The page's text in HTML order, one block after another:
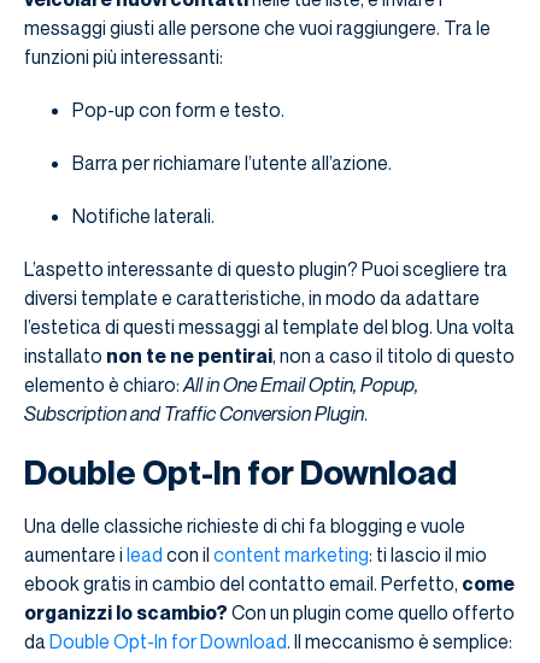
messaggi giusti alle persone che vuoi raggiungere. Tra le
funzioni più interessanti:
Pop-up con form e testo.
Barra per richiamare l’utente all’azione.
Notifiche laterali.
L’aspetto interessante di questo plugin? Puoi scegliere tra
diversi template e caratteristiche, in modo da adattare
l’estetica di questi messaggi al template del blog. Una volta
installato non te ne pentirai, non a caso il titolo di questo
elemento è chiaro: All in One Email Optin, Popup,
Subscription and Traffic Conversion Plugin.
Double Opt-In for Download
Una delle classiche richieste di chi fa blogging e vuole
aumentare i lead con il content marketing: ti lascio il mio
ebook gratis in cambio del contatto email. Perfetto, come
organizzi lo scambio? Con un plugin come quello offerto
da Double Opt-In for Download. Il meccanismo è semplice: